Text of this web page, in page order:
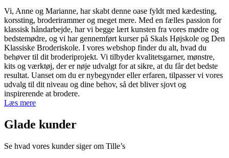
varianter.
Mulighederne
kan
vælges
på
varesiden
Vi, Anne og Marianne, har skabt denne oase fyldt med kædesting,
korssting, broderirammer og meget mere. Med en fælles passion for
klassisk håndarbejde, har vi begge lært kunsten fra vores mødre og
bedstemødre, og vi har gennemført kurser på Skals Højskole og Den
Klassiske Broderiskole. I vores webshop finder du alt, hvad du
behøver til dit broderiprojekt. Vi tilbyder kvalitetsgarner, mønstre,
kits og værktøj, der er nøje udvalgt for at sikre, at du får det bedste
resultat. Uanset om du er nybegynder eller erfaren, tilpasser vi vores
udvalg til dit niveau og dine behov, så det bliver sjovt og
inspirerende at brodere.
Læs mere
Glade kunder
Se hvad vores kunder siger om Tille’s